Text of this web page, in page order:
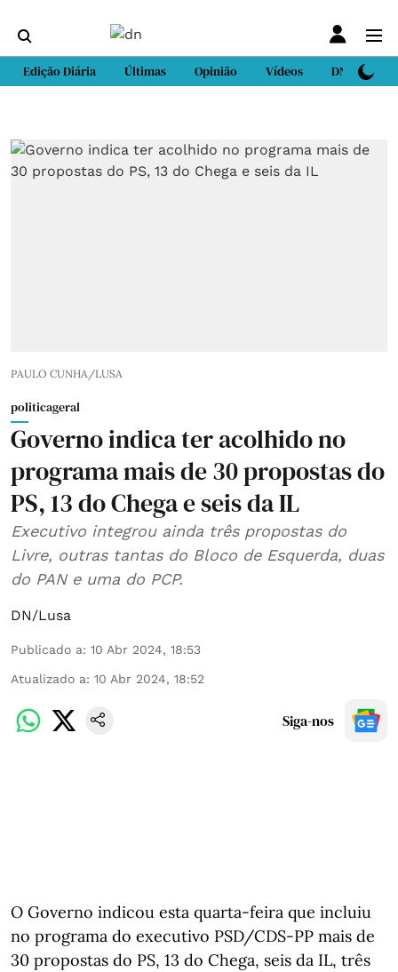
Edição Diária Últimas Opinião Vídeos DN Sport
PAULO CUNHA/LUSA
politicageral
Governo indica ter acolhido no
programa mais de 30 propostas do
PS, 13 do Chega e seis da IL
Executivo integrou ainda três propostas do
Livre, outras tantas do Bloco de Esquerda, duas
do PAN e uma do PCP.
DN/Lusa
Publicado a: 10 Abr 2024, 18:53
Atualizado a: 10 Abr 2024, 18:52
Siga-nos
O Governo indicou esta quarta-feira que incluiu
no programa do executivo PSD/CDS-PP mais de
30 propostas do PS, 13 do Chega, seis da IL, três